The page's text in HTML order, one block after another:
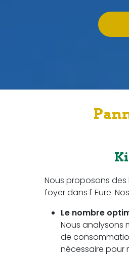
Nous proposons
foyer dans l' Eure.
Le nombre
Nous analysons
de
nécessaire pour